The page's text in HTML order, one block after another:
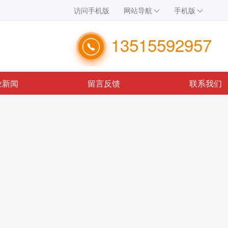
访问手机版 网站导航 手机版
13515592957
闻 留言反馈 联系我们